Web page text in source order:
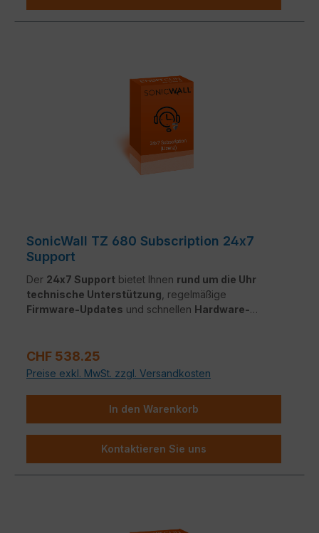
SonicWall TZ 680 Subscription 24x7
Support
Der 24x7 Support bietet Ihnen rund um die Uhr
technische Unterstützung , regelmäßige
Firmware-Updates und schnellen Hardware-
Stand – ohne lange Ausfallzeiten oder komplizierte
Supportwege.
Regulärer Preis:
CHF 538.25
Preise exkl. MwSt. zzgl. Versandkosten
In den Warenkorb
Kontaktieren Sie uns